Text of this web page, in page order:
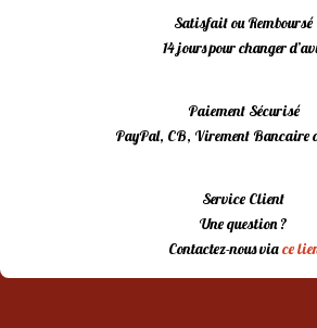
Satisfait ou Remboursé
14 jours pour changer
Paiement Sécurisé
PayPal, CB, Virement Bancaire
Service Client
Une question ?
Contactez-nous viace